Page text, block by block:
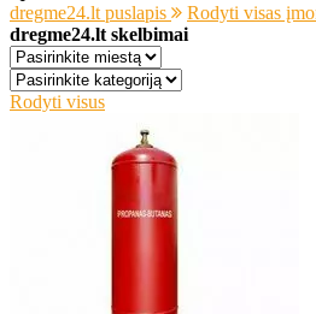
dregme24.lt puslapis
Rodyti visas
dregme24.lt skelbimai
Rodyti visus